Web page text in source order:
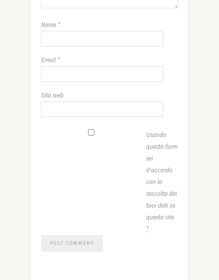
Nome *
Email *
Sito web
Usando
questo form
sei
d'accordo
con la
raccolta dei
tuoi dati su
questo sito
*